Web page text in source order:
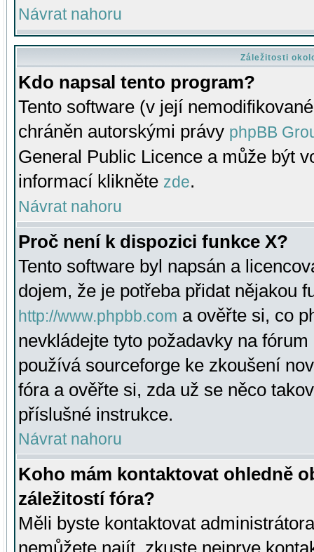
Návrat nahoru
Záležitosti
Kdo napsal tento program?
Tento software (v její
chráněn autorskými právy phpBB
General Public Licence a může být
informací klikněte zde.
Návrat nahoru
Proč není k dispozici funkce X?
Tento software byl napsán a
dojem, že je potřeba přidat nějakou
http://www.phpbb.com a ověřte si, co
nevkládejte tyto požadavky na
používá sourceforge ke zkoušení
fóra a ověřte si, zda už se něco
příslušné instrukce.
Návrat nahoru
Koho mám kontaktovat ohledně
záležitostí fóra?
Měli byste kontaktovat
nemůžete najít, zkuste nejprve